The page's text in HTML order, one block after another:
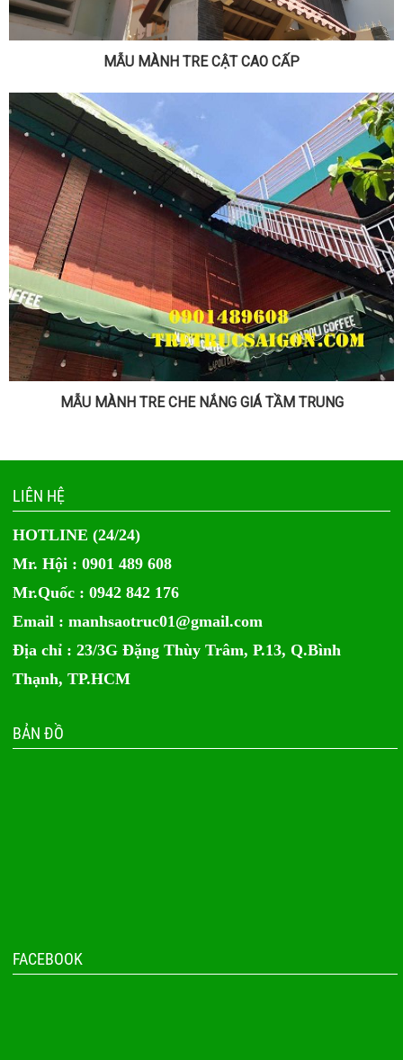
MẪU MÀNH TRE CẬT CAO CẤP
MẪU MÀNH TRE CHE NẮNG GIÁ TẦM TRUNG
LIÊN HỆ
HOTLINE (24/24)
Mr. Hội : 0901 489 608
Mr.Quốc : 0942 842 176
Email :manhsaotruc01@gmail.com
Địa chỉ : 23/3G Đặng Thùy Trâm, P.13, Q.Bình
Thạnh, TP.HCM
BẢN ĐỒ
FACEBOOK